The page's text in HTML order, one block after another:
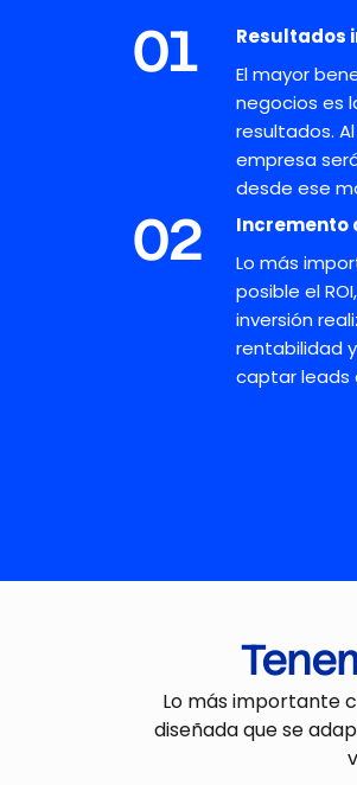
01
Resultados
El mayor
negocios es
resultados.
empresa
desde ese
02
Incremento
Lo más
posible el ROI
inversión
rentabilidad
captar leads
Lo más importante
diseñada que se